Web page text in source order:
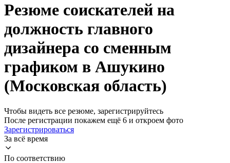
Резюме соискателей на
должность главного
дизайнера со сменным
графиком в Ашукино
(Московская область)
Чтобы видеть все резюме, зарегистрируйтесь
После регистрации покажем ещё 6 и откроем фото
Зарегистрироваться
За всё время
По соответствию